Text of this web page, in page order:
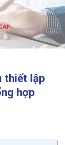
thiết lập
hợp